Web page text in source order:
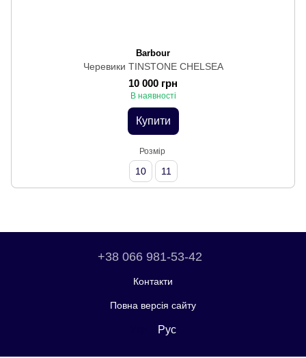
Barbour
Черевики TINSTONE CHELSEA
10 000 грн
В наявності
Купити
Розмір
10 11
+38 066 981-53-42
Контакти
Повна версія сайту
Рус